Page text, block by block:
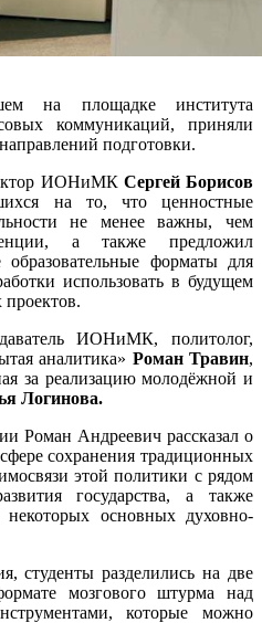
на площадке института
коммуникаций, приняли
подготовки.
ИОНиМК Сергей Борисов
на то, что ценностные
не менее важны, чем
а также предложил
образовательные форматы для
использовать в будущем
ИОНиМК, политолог,
аналитика» Роман Травин,
за реализацию молодёжной и
Логинова.
Роман Андреевич рассказал о
сохранения традиционных
этой политики с рядом
государства, а также
основных духовно-
студенты разделились на две
мозгового штурма над
которые можно